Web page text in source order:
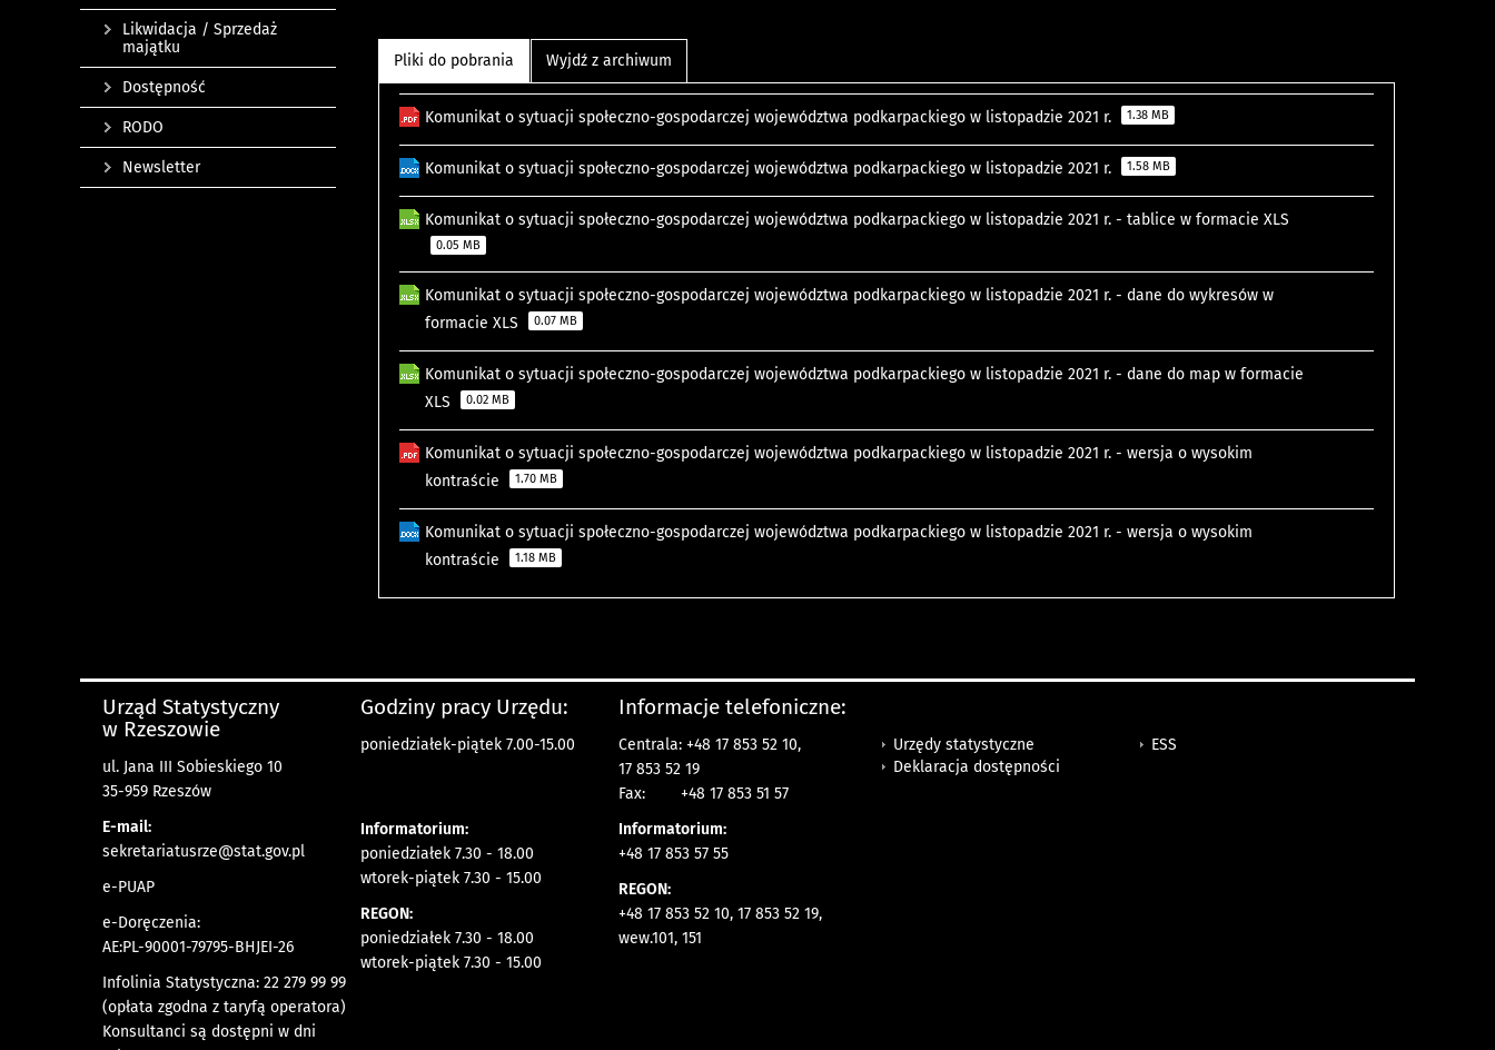
Pliki do pobrania Wyjdź z archiwum
Komunikat o sytuacji społeczno-gospodarczej województwa podkarpackiego w listopadzie 2021 r. 1.38 MB
Komunikat o sytuacji społeczno-gospodarczej województwa podkarpackiego w listopadzie 2021 r. 1.58 MB
Komunikat o sytuacji społeczno-gospodarczej województwa podkarpackiego w listopadzie 2021 r. - tablice w formacie XLS
0.05 MB
Komunikat o sytuacji społeczno-gospodarczej województwa podkarpackiego w listopadzie 2021 r. - dane do wykresów w
formacie XLS
0.07 MB
Komunikat o sytuacji społeczno-gospodarczej województwa podkarpackiego w listopadzie 2021 r. - dane do map w formacie
XLS
0.02 MB
Komunikat o sytuacji społeczno-gospodarczej województwa podkarpackiego w listopadzie 2021 r. - wersja o wysokim
kontraście
1.70 MB
Komunikat o sytuacji społeczno-gospodarczej województwa podkarpackiego w listopadzie 2021 r. - wersja o wysokim
kontraście
1.18 MB
Likwidacja / Sprzedaż
majątku
Dostępność
RODO
Newsletter
Urząd Statystyczny
w Rzeszowie
ul. Jana III Sobieskiego 10
35-959 Rzeszów
E-mail:
sekretariatusrze@stat.gov.pl
e-PUAP
e-Doręczenia:
AE:PL-90001-79795-BHJEI-26
Infolinia Statystyczna: 22 279 99 99
(opłata zgodna z taryfą operatora)
Konsultanci są dostępni w dni
Godziny pracy Urzędu:
poniedziałek-piątek 7.00-15.00
Informatorium:
poniedziałek 7.30 - 18.00
wtorek-piątek 7.30 - 15.00
REGON:
poniedziałek 7.30 - 18.00
wtorek-piątek 7.30 - 15.00
Informacje telefoniczne:
Centrala: +48 17 853 52 10,
17 853 52 19
Fax:
+48 17 853 51 57
Informatorium:
+48 17 853 57 55
REGON:
+48 17 853 52 10, 17 853 52 19,
wew.101, 151
Urzędy statystyczne
Deklaracja dostępności
ESS